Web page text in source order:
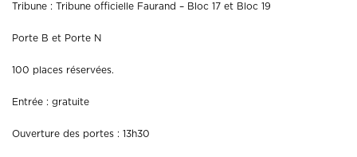
Tribune : Tribune officielle Faurand – Bloc 17 et Bloc 19
Porte B et Porte N
100 places réservées.
Entrée : gratuite
Ouverture des portes : 13h30